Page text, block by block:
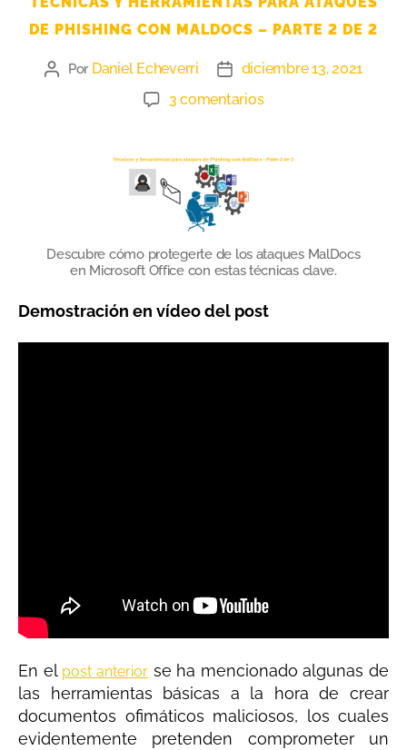
DE PHISHING CON MALDOCS – PARTE 2 DE 2
Por Daniel Echeverri
diciembre 13, 2021
3 comentarios
Descubre cómo protegerte de los ataques MalDocs
en Microsoft Office con estas técnicas clave.
Demostración en vídeo del post
En el post anteriorse ha mencionado algunas de
las herramientas básicas a la hora de crear
documentos ofimáticos maliciosos, los cuales
evidentemente pretenden comprometer un